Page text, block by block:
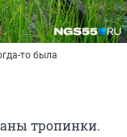
то была
тропинки.